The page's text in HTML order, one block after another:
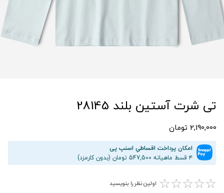
تی شرت آستین بلند 28145
2,190,000 تومان
امکان پرداخت اقساطیِ اسنپ پی
۴ قسط ماهیانه 547,500 تومان (بدون کارمزد)
☆
☆
☆
☆
☆ اولین نظر را بنویسید